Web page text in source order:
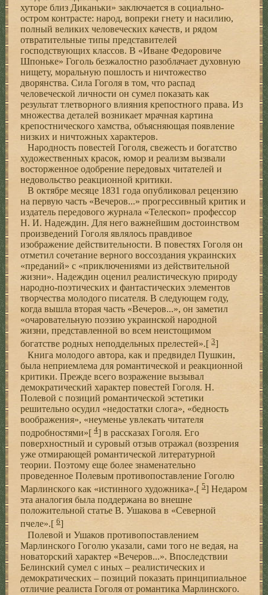
хуторе близ Диканьки» заключается в социально-
остром контрасте: народ, вопреки гнету и насилию,
полный великих человеческих качеств, и рядом
отвратительные типы представителей
господствующих классов. В «Иване Федоровиче
Шпоньке» Гоголь безжалостно разоблачает духовную
нищету, моральную пошлость и ничтожество
дворянства. Сила Гоголя в том, что распад
человеческой личности он сумел показать как
результат тлетворного влияния крепостного права. Из
множества деталей возникает мрачная картина
крепостнического хамства, объясняющая появление
низких и ничтожных характеров.
Народность повестей Гоголя, свежесть и богатство
художественных красок, юмор и реализм вызвали
восторженное одобрение передовых читателей и
недовольство реакционной критики.
В октябре месяце 1831 года опубликовал рецензию
на первую часть «Вечеров...» прогрессивный критик и
издатель передового журнала «Телескоп» профессор
Н. И. Надеждин. Для него важнейшим достоинством
произведений Гоголя являлось правдивое
изображение действительности. В повестях Гоголя он
отметил сочетание верного воссоздания украинских
«преданий» с «приключениями из действительной
жизни». Надеждин оценил реалистическую природу
народно-поэтических и фантастических элементов
творчества молодого писателя. В следующем году,
когда вышла вторая часть «Вечеров...», он заметил
«очаровательную поэзию украинской народной
жизни, представленной во всем неистощимом
богатстве родных неподдельных прелестей».[3]
Книга молодого автора, как и предвидел Пушкин,
была неприемлема для романтической и реакционной
критики. Прежде всего возражение вызывал
демократический характер повестей Гоголя. Н.
Полевой с позиций романтической эстетики
решительно осудил «недостатки слога», «бедность
воображения», «неуменье увлекать читателя
подробностями»[4] в рассказах Гоголя. Его
поверхностный и суровый отзыв отражал (воззрения
уже отмирающей романтической литературной
теории. Поэтому еще более знаменательно
проведенное Полевым противопоставление Гоголю
Марлинского как «истинного художника».[5] Недаром
эта аналогия была поддержана во внешне
положительной статье В. Ушакова в «Северной
пчеле».[6]
Полевой и Ушаков противопоставлением
Марлинского Гоголю указали, сами того не ведая, на
новаторский характер «Вечеров...». Впоследствии
Белинский сумел с иных – реалистических и
демократических – позиций показать принципиальное
отличие реалиста Гоголя от романтика Марлинского.